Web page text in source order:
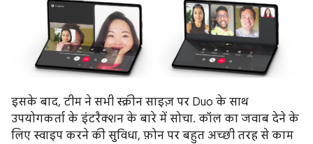
इसके बाद, टीम ने सभी स्क्रीन साइज़ पर Duo के साथ
उपयोगकर्ता के इंटरैक्शन के बारे में सोचा. कॉल का जवाब देने के
लिए स्वाइप करने की सुविधा, फ़ोन पर बहुत अच्छी तरह से काम